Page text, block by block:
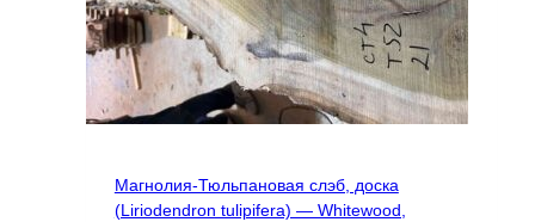
Магнолия-Тюльпановая слэб, доска
(Liriodendron tulipifera) — Whitewood,